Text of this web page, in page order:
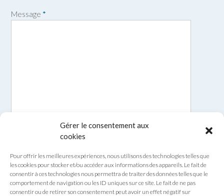
Gérer le consentement aux
cookies
Pour offrir les meilleures expériences, nous utilisons des technologies telles que
les cookies pour stocker et/ou accéder aux informations des appareils. Le fait de
consentir à ces technologies nous permettra de traiter des données telles que le
comportement de navigation ou les ID uniques sur ce site. Le fait de ne pas
consentir ou de retirer son consentement peut avoir un effet négatif sur
Message *